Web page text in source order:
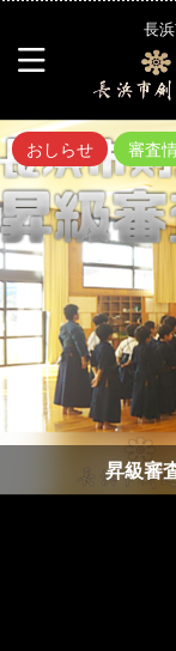
長
おしらせ 審査
昇級審